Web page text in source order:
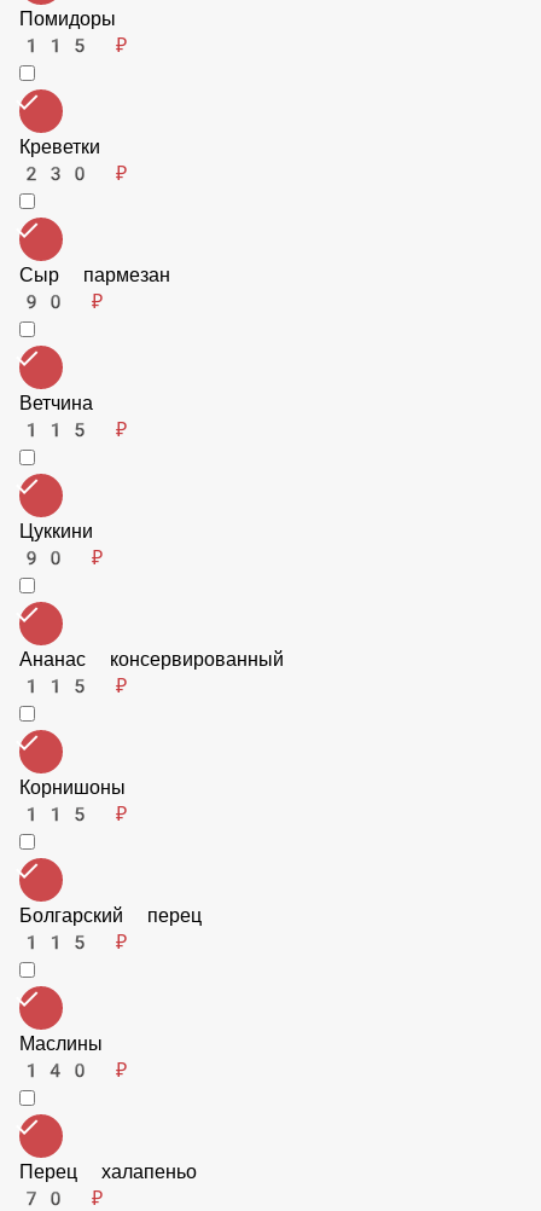
Охотничьи колбаски
115 ₽
Помидоры
230 ₽
Сыр пармезан
90 ₽
Ветчина
115 ₽
Цуккини
90 ₽
Ананас консервированный
Корнишоны
115 ₽